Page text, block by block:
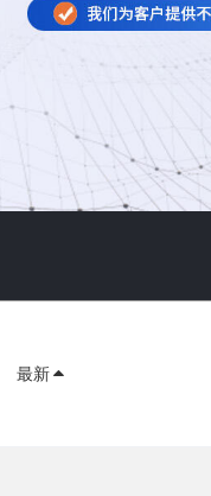
最新